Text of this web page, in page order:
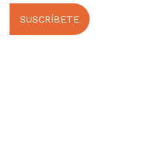
SUSCRÍBETE